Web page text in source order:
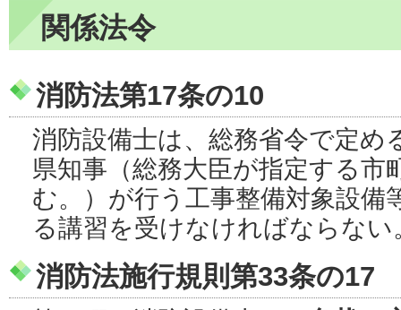
関係法令
消防法第17条の10
消防設備士は、総務省令で定め
県知事（総務大臣が指定する市
む。）が行う工事整備対象設備
る講習を受けなければならない
消防法施行規則第33条の17